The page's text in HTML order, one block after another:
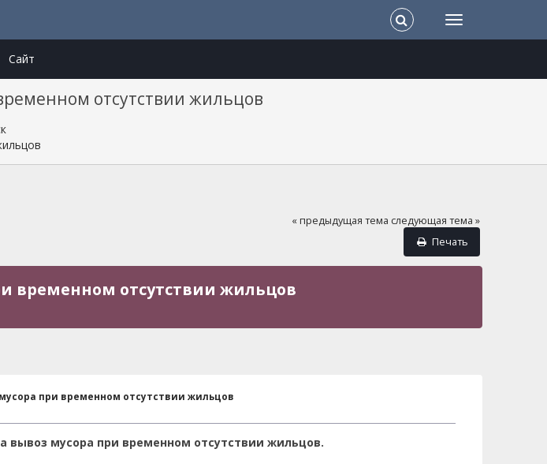
Сайт
отсутствии жильцов
« предыдущая тема следующая тема »
Печать
временном отсутствии жильцов
при временном отсутствии жильцов
вывоз мусора при временном отсутствии жильцов.